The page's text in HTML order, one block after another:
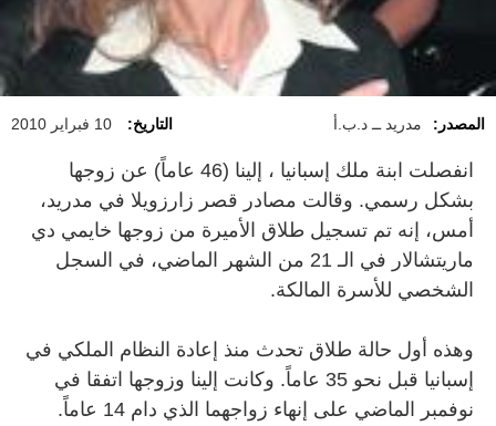
المصدر: مدريد ــ د.ب.أ التاريخ: 10 فبراير 2010
انفصلت ابنة ملك إسبانيا ، إلينا (46 عاماً) عن زوجها
بشكل رسمي. وقالت مصادر قصر زارزويلا في مدريد،
أمس، إنه تم تسجيل طلاق الأميرة من زوجها خايمي دي
ماريتشالار في الـ 21 من الشهر الماضي، في السجل
الشخصي للأسرة المالكة.
وهذه أول حالة طلاق تحدث منذ إعادة النظام الملكي في
إسبانيا قبل نحو 35 عاماً. وكانت إلينا وزوجها اتفقا في
نوفمبر الماضي على إنهاء زواجهما الذي دام 14 عاماً.